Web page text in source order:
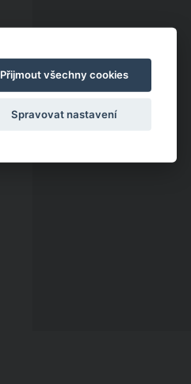
Přijmout všechny cookies
Spravovat nastavení